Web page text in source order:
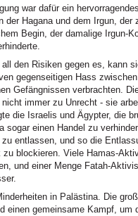
war dafür ein
der Hagana und dem Irgun, der
Begin, der damalige Irgun-
den Risiken gegen es, kann
gegenseitigen Hass
Gefängnissen verbrachten.
immer zu Unrecht - sie
die Israelis und Ägypter, die
sogar einen Handel zu
entlassen, und so die
blockieren. Viele Hamas-
und einer Menge Fatah-
in Palästina. Die
einen gemeinsame Kampf, um